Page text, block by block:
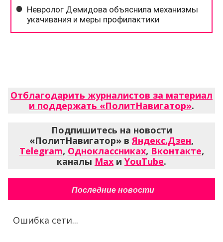
Отблагодарить журналистов за материал
и поддержать «ПолитНавигатор».
Подпишитесь на новости
«ПолитНавигатор» вЯндекс.Дзен,
Telegram, Одноклассниках, Вконтакте,
каналы Max и YouTube.
Последние новости
Ошибка сети...